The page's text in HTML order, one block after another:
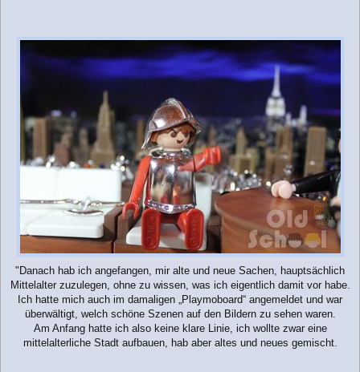
"Danach hab ich angefangen, mir alte und neue Sachen, hauptsächlich
Mittelalter zuzulegen, ohne zu wissen, was ich eigentlich damit vor habe.
Ich hatte mich auch im damaligen „Playmoboard“ angemeldet und war
überwältigt, welch schöne Szenen auf den Bildern zu sehen waren.
Am Anfang hatte ich also keine klare Linie, ich wollte zwar eine
mittelalterliche Stadt aufbauen, hab aber altes und neues gemischt.